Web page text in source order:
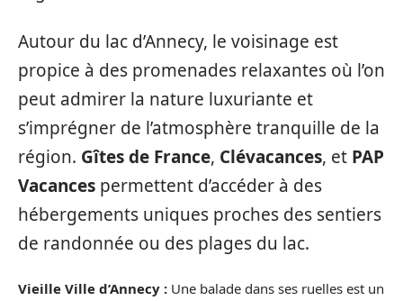
Autour du lac d’Annecy, le voisinage est
propice à des promenades relaxantes où l’on
peut admirer la nature luxuriante et
s’imprégner de l’atmosphère tranquille de la
région. Gîtes de France, Clévacances, et PAP
Vacances permettent d’accéder à des
hébergements uniques proches des sentiers
de randonnée ou des plages du lac.
Vieille Ville d’Annecy : Une balade dans ses ruelles est un